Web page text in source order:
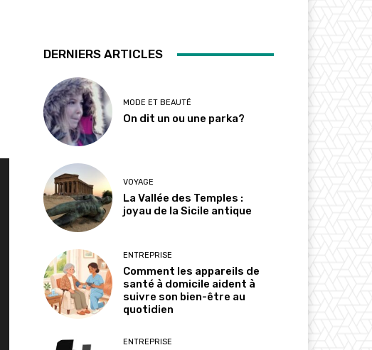
DERNIERS ARTICLES
MODE ET BEAUTÉ
On dit un ou une parka?
VOYAGE
La Vallée des Temples :
joyau de la Sicile antique
ENTREPRISE
Comment les appareils de
santé à domicile aident à
suivre son bien-être au
quotidien
ENTREPRISE